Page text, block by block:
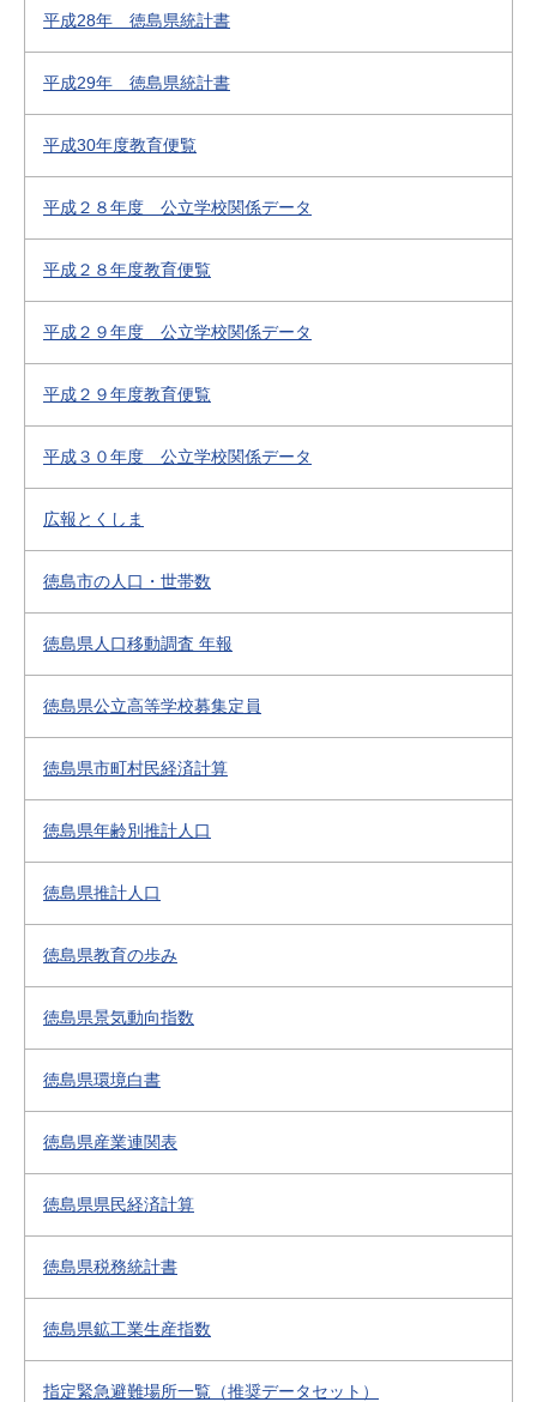
平成28年 徳島県統計書
平成29年 徳島県統計書
平成30年度教育便覧
平成２８年度 公立学校関係データ
平成２８年度教育便覧
平成２９年度 公立学校関係データ
平成２９年度教育便覧
平成３０年度 公立学校関係データ
広報とくしま
徳島市の人口・世帯数
徳島県人口移動調査 年報
徳島県公立高等学校募集定員
徳島県市町村民経済計算
徳島県年齢別推計人口
徳島県推計人口
徳島県教育の歩み
徳島県景気動向指数
徳島県環境白書
徳島県産業連関表
徳島県県民経済計算
徳島県税務統計書
徳島県鉱工業生産指数
指定緊急避難場所一覧（推奨データセット）